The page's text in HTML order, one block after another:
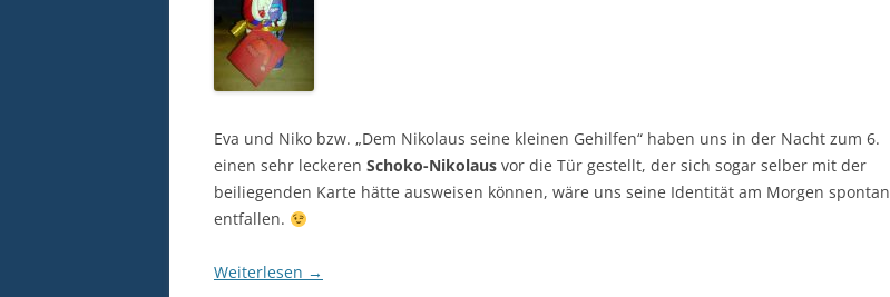
Eva und Niko bzw. „Dem Nikolaus seine kleinen Gehilfen“ haben uns in der Nacht zum 6.
einen sehr leckeren Schoko-Nikolaus vor die Tür gestellt, der sich sogar selber mit der
beiliegenden Karte hätte ausweisen können, wäre uns seine Identität am Morgen spontan
entfallen.
Weiterlesen →